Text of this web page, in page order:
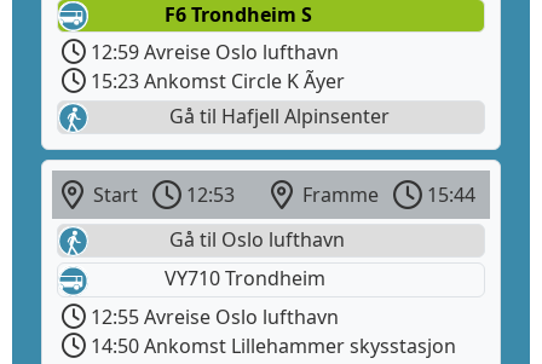
F6 Trondheim S
12:59 Avreise Oslo lufthavn
15:23 Ankomst Circle K Ãyer
Gå til Hafjell Alpinsenter
Start 12:53 Framme
15:44
Gå til Oslo lufthavn
VY710 Trondheim
12:55 Avreise Oslo lufthavn
14:50 Ankomst Lillehammer skysstasjon